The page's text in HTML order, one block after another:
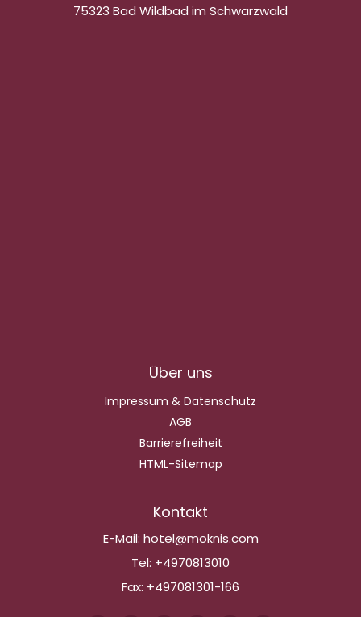
75323 Bad Wildbad im Schwarzwald
Über uns
Impressum & Datenschutz
AGB
Barrierefreiheit
HTML-Sitemap
Kontakt
E-Mail: hotel@moknis.com
Tel: +4970813010
Fax: +497081301-166